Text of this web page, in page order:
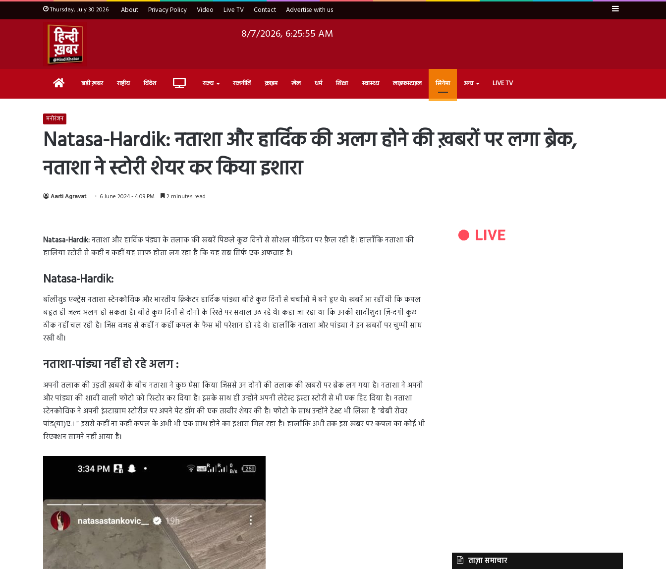
Thursday, July 30 2026 About Privacy Policy Video Live TV Contact Advertise with us Sidebar
8/7/2026, 6:25:57 AM
Home बड़ी ख़बर राष्ट्रीय विदेश Live राज्य राजनीति क्राइम खेल धर्म शिक्षा स्वास्थ्य लाइफ़स्टाइल सिनेमा अन्य LIVE TV
मनोरंजन
Natasa-Hardik: नताशा और हार्दिक की अलग होने की ख़बरों पर लगा ब्रेक,
नताशा ने स्टोरी शेयर कर किया इशारा
Aarti Agravat 6 June 2024 - 4:09 PM 2 minutes read
Natasa-Hardik:नताशा और हार्दिक पंड्या के तलाक की खबरें पिछले कुछ दिनों से सोशल मीडिया पर फ़ैल रही हैं। हालाँकि नताशा की
हालिया स्टोरी से कहीं न कहीं यह साफ़ होता लग रहा है कि यह सब सिर्फ एक अफवाह है।
Natasa-Hardik:
बॉलीवुड एक्ट्रेस नताशा स्टेनकोविक और भारतीय क्रिकेटर हार्दिक पांड्या बीते कुछ दिनों से चर्चाओं में बने हुए थे। खबरें आ रहीं थी कि कपल
बहुत ही जल्द अलग हो सकता है। बीते कुछ दिनों से दोनों के रिश्ते पर सवाल उठ रहे थे। कहा जा रहा था कि उनकी शादीशुदा ज़िन्दगी कुछ
ठीक नहीं चल रही है। जिस वजह से कहीं न कहीं कपल के फैंस भी परेशान हो रहे थे। हालाँकि नताशा और पांड्या ने इन खबरों पर चुप्पी साध
रखी थी।
नताशा-पांड्या नहीं हो रहे अलग :
अपनी तलाक की उड़ती ख़बरों के बीच नताशा ने कुछ ऐसा किया जिससे उन दोनों की तलाक की ख़बरों पर ब्रेक लग गया है। नताशा ने अपनी
और पांड्या की शादी वाली फोटो को रिस्टोर कर दिया है। इसके साथ ही उन्होंने अपनी लेटेस्ट इंस्टा स्टोरी से भी एक हिंट दिया है। नताशा
स्टेनकोविक ने अपनी इंस्टाग्राम स्टोरीज पर अपने पेट डॉग की एक तस्वीर शेयर की है। फोटो के साथ उन्होंने टेक्स्ट भी लिखा है “बेबी रोवर
पांड(या)ए.। ” इससे कहीं ना कहीं कपल के अभी भी एक साथ होने का इशारा मिल रहा है। हालाँकि अभी तक इस खबर पर कपल का कोई भी
रिएक्शन सामने नहीं आया है।
ताज़ा समाचार